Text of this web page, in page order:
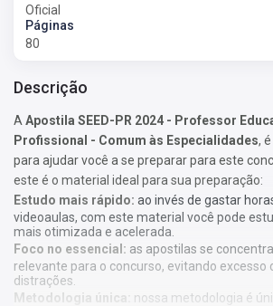
Oficial
Páginas
80
Descrição
A Apostila SEED-PR 2024 - Professor
Profissional - Comum às Especialidades,
para ajudar você a se preparar para este
este é o material ideal para sua preparação:
Estudo mais rápido: ao invés de gastar
videoaulas, com este material você pode
mais otimizada e acelerada.
Foco no essencial: as apostilas se
relevante para o concurso, evitando excesso
distrações.
Metodologia única:
nossa metodologia é